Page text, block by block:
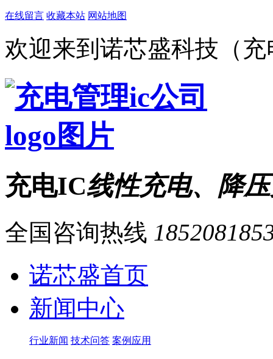
在线留言 收藏本站 网站地图
欢迎来到诺芯盛科技（
充电IC线性充电、降
全国咨询热线
诺芯盛首页
新闻中心
行业新闻 技术问答 案例应用